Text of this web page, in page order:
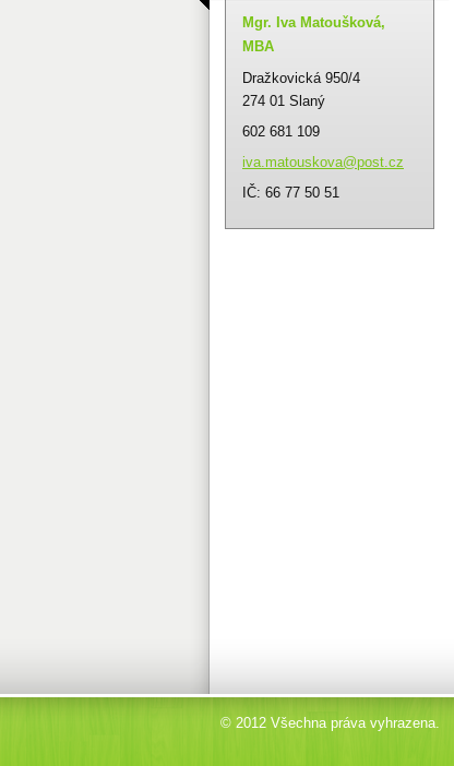
Mgr. Iva Matoušková,
MBA
Dražkovická 950/4
274 01 Slaný
602 681 109
iva.matouskova@post.cz
IČ: 66 77 50 51
© 2012 Všechna práva vyhrazena.